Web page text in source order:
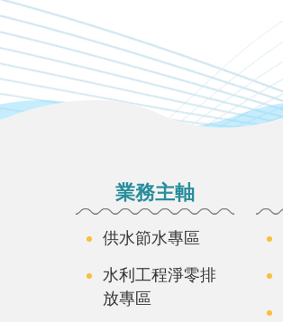
業務主軸
供水節水專區
水利工程淨零排
放專區